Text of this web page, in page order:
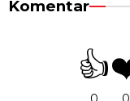
Komentar
👍